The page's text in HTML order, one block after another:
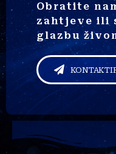
Obratite
zahtjeve ili
glazbu